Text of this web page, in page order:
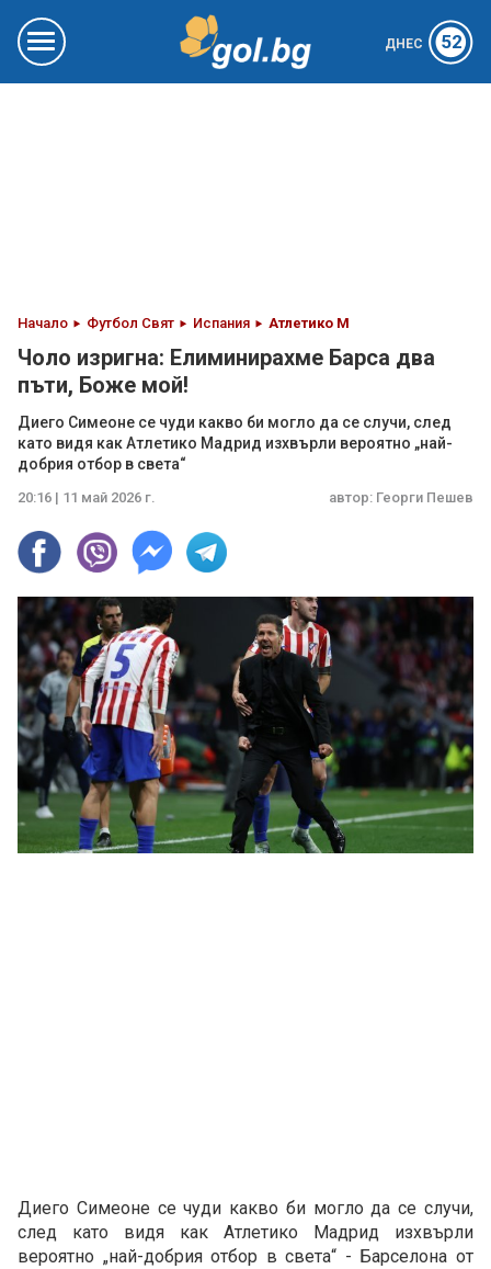
ДНЕС 52
Начало Футбол Свят Испания Атлетико М
Чоло изригна: Елиминирахме Барса два
пъти, Боже мой!
Диего Симеоне се чуди какво би могло да се случи, след
като видя как Атлетико Мадрид изхвърли вероятно „най-
добрия отбор в света“
20:16 | 11 май 2026 г. автор: Георги Пешев
Диего Симеоне се чуди какво би могло да се случи,
след като видя как Атлетико Мадрид изхвърли
вероятно „най-добрия отбор в света“ - Барселона от